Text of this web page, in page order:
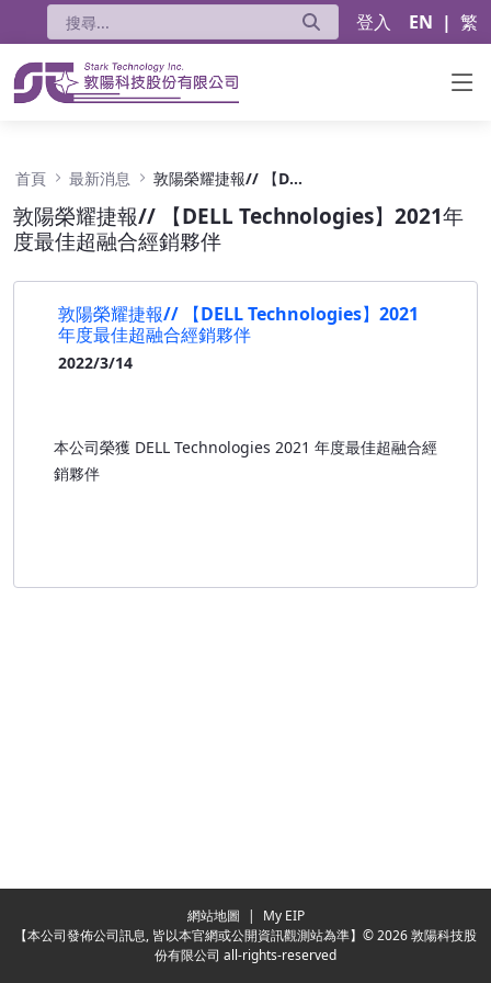
登入 EN | 繁
首頁 最新消息 敦陽榮耀捷報// 【DELL Technologies】2021年度最佳超融合經銷夥伴
敦陽榮耀捷報// 【DELL Technologies】2021年
度最佳超融合經銷夥伴
敦陽榮耀捷報// 【DELL Technologies】2021
年度最佳超融合經銷夥伴
2022/3/14
本公司榮獲 DELL Technologies 2021 年度最佳超融合經
銷夥伴
網站地圖 |
My EIP
【本公司發佈公司訊息, 皆以本官網或公開資訊觀測站為準】© 2026 敦陽科技股
份有限公司 all-rights-reserved